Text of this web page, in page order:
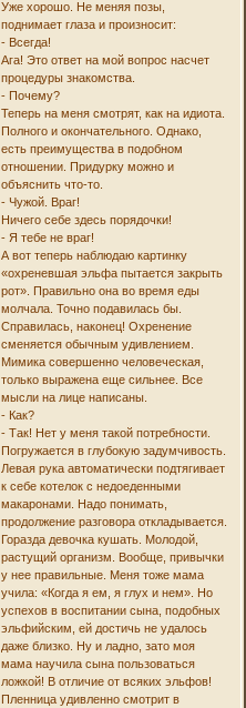
Уже хорошо. Не меняя позы,
поднимает глаза и произносит:
- Всегда!
Ага! Это ответ на мой вопрос насчет
процедуры знакомства.
- Почему?
Теперь на меня смотрят, как на идиота.
Полного и окончательного. Однако,
есть преимущества в подобном
отношении. Придурку можно и
объяснить что-то.
- Чужой. Враг!
Ничего себе здесь порядочки!
- Я тебе не враг!
А вот теперь наблюдаю картинку
«охреневшая эльфа пытается закрыть
рот». Правильно она во время еды
молчала. Точно подавилась бы.
Справилась, наконец! Охренение
сменяется обычным удивлением.
Мимика совершенно человеческая,
только выражена еще сильнее. Все
мысли на лице написаны.
- Как?
- Так! Нет у меня такой потребности.
Погружается в глубокую задумчивость.
Левая рука автоматически подтягивает
к себе котелок с недоеденными
макаронами. Надо понимать,
продолжение разговора откладывается.
Горазда девочка кушать. Молодой,
растущий организм. Вообще, привычки
у нее правильные. Меня тоже мама
учила: «Когда я ем, я глух и нем». Но
успехов в воспитании сына, подобных
эльфийским, ей достичь не удалось
даже близко. Ну и ладно, зато моя
мама научила сына пользоваться
ложкой! В отличие от всяких эльфов!
Пленница удивленно смотрит в